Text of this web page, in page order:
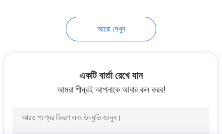
230V এলইডি স্ট্রিপ
আরো দেখুন
একটি বার্তা রেখে যান
আমরা শীঘ্রই আপনাকে আবার কল করব!